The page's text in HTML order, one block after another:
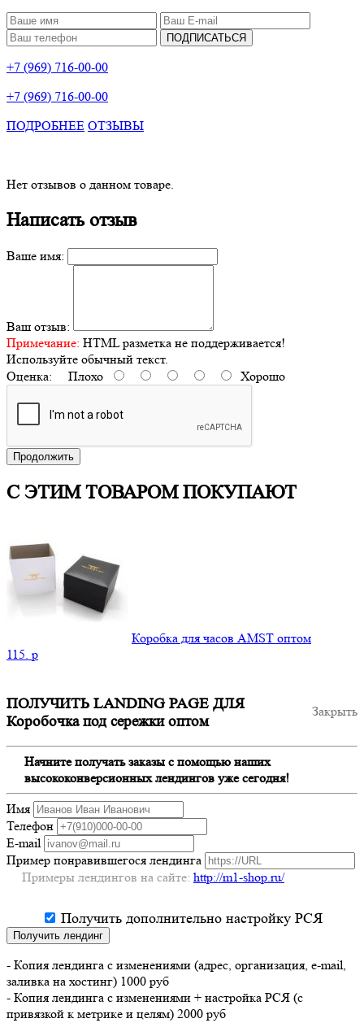
ПОДПИСАТЬСЯ
+7 (969) 716-00-00
+7 (969) 716-00-00
ПОДРОБНЕЕ ОТЗЫВЫ
Нет отзывов о данном товаре.
Написать отзыв
Ваше имя:
Ваш отзыв:
Примечание: HTML разметка не поддерживается!
Используйте обычный текст.
Оценка: Плохо Хорошо
Продолжить
С ЭТИМ ТОВАРОМ ПОКУПАЮТ
Коробка для часов AMST оптом
115. p
Закрыть
ПОЛУЧИТЬ LANDING PAGE ДЛЯ
Коробочка под сережки оптом
Начните получать заказы с помощью наших
высококонверсионных лендингов уже сегодня!
Имя
Телефон
E-mail
Пример понравившегося лендинга
Примеры лендингов на сайте: http://m1-shop.ru/
Получить дополнительно настройку РСЯ
Получить лендинг
- Копия лендинга с изменениями (адрес, организация, e-mail,
заливка на хостинг) 1000 руб
- Копия лендинга с изменениями + настройка РСЯ (с
привязкой к метрике и целям) 2000 руб